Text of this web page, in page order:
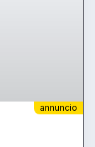
annuncio